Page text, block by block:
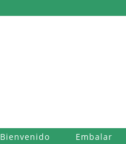
Bienvenido Embalar